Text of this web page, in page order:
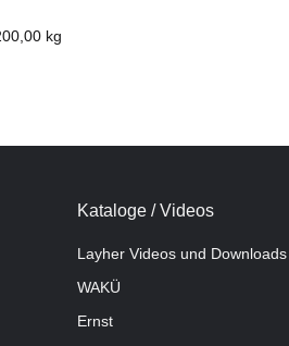
kg
Kataloge / Videos
Layher Videos und Downloads
WAKÜ
Ernst